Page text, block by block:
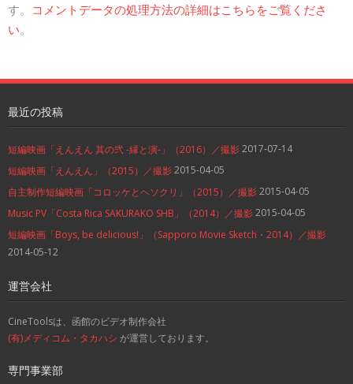
す。 コメントデータの処理方法の詳細はこちらをご覧くださ
い。
最近の投稿
短編映画「えんえん 其の弐 -縁と演-」（2016）／撮影2017-07-14
短編映画「えんえん」（2015）／撮影2015-04-05
自主制作短編映画「コロッケとヘソクリ」（2015）／撮影2015-04-05
Music PV「Costa Rica SAKURAKO SHB」（2014）／撮影2015-04-05
短編映画「Boys, be delicious!」（Sapporo Movie Sketch・2014）／撮影
2014-05-12
運営会社
CineToolsは、函館のビデオ制作会社
(有)メディコム・タカハシ が運営しております。
専門事業部